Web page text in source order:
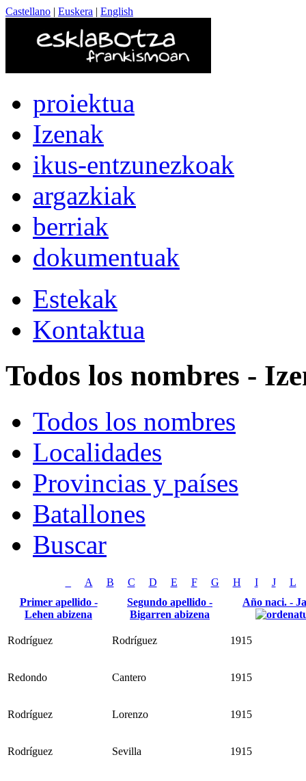
Castellano | Euskera | English
proiektua
Izenak
ikus-entzunezkoak
argazkiak
berriak
dokumentuak
Estekak
Kontaktua
Todos los nombres -
Todos los nombres
Localidades
Provincias y países
Batallones
Buscar
A B C D E F G H I J
L
Primer apellido -
Lehen abizena
Segundo apellido -
Bigarren abizena
Año naci. -
Rodríguez Rodríguez 1915
Redondo Cantero 1915
Rodríguez Lorenzo 1915
Rodríguez Sevilla 1915